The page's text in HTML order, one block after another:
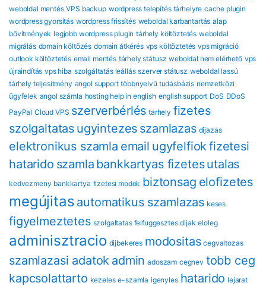
weboldal mentés VPS backup wordpress telepítés tárhelyre cache plugin
wordpress gyorsítás wordpress frissítés weboldal karbantartás alap
bővítmények legjobb wordpress plugin tárhely költöztetés weboldal
migrálás domain költözés domain átkérés vps költöztetés vps migráció
outlook költöztetés email mentés tárhely státusz weboldal nem elérhető vps
újraindítás vps hiba szolgáltatás leállás szerver státusz weboldal lassú
tárhely teljesítmény angol support többnyelvű tudásbázis nemzetközi
ügyfelek angol számla hosting help in english english support DoS DDoS
PayPal Cloud VPS szerverbérlés tarhely fizetes
szolgaltatas ugyintezes szamlazas dijazas
elektronikus szamla email ugyfelfiok fizetesi
hatarido szamla bankkartyas fizetesutalas
kedvezmeny bankkartya fizetesi modok biztonsag eloﬁzetes
megújitas automatikus szamlazas keses
figyelmeztetes szolgaltatas felfuggesztes dijak eloleg
adminisztracio dijbekeres modositas cegvaltozas
szamlazasi adatok admin adoszam cegnev tobb ceg
kapcsolattarto kezeles e-szamla igenyles hatarido lejarat